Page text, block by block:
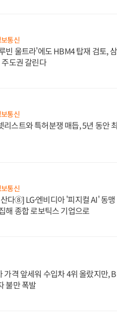
보통신
빈 울트라'에도 HBM4 탑재 검토,
도권 갈린다
보통신
리스트와 특허분쟁 매듭, 5년 동안
보통신
다⑧] LG·엔비디아 '피지컬 AI' 동맹
해 종합 로보틱스 기업으로
가격 앞세워 수입차 4위 올랐지만,
불만 폭발